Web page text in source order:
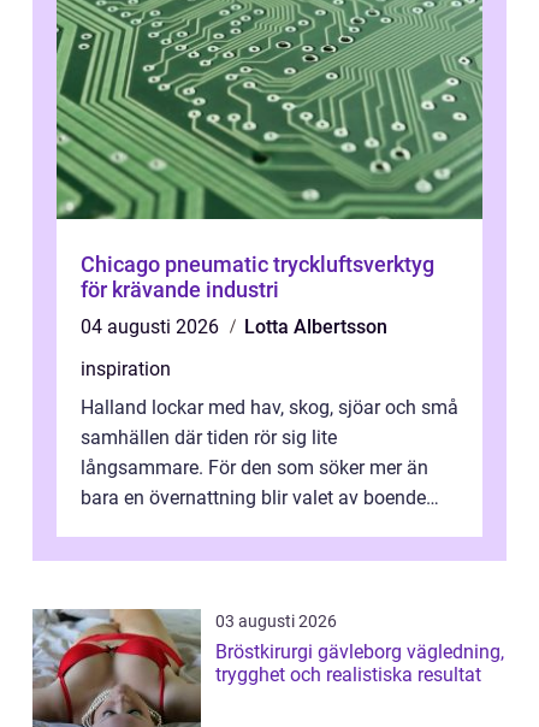
Chicago pneumatic tryckluftsverktyg
för krävande industri
04 augusti 2026
Lotta Albertsson
inspiration
Halland lockar med hav, skog, sjöar och små
samhällen där tiden rör sig lite
långsammare. För den som söker mer än
bara en övernattning blir valet av boende
utgå...
03 augusti 2026
Bröstkirurgi gävleborg vägledning,
trygghet och realistiska resultat